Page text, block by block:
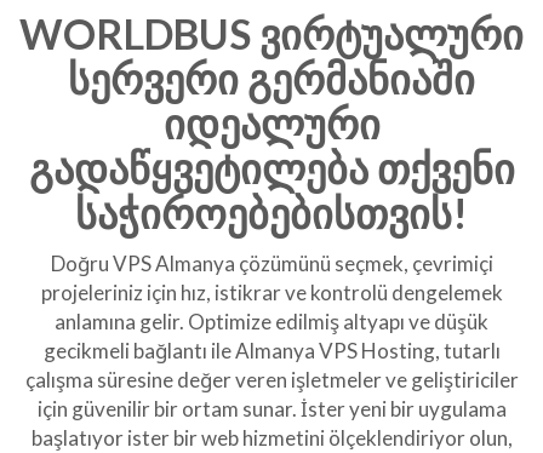
WORLDBUS ვირტუალური
სერვერი გერმანიაში
იდეალური
გადაწყვეტილება თქვენი
საჭიროებებისთვის!
Doğru VPS Almanya çözümünü seçmek, çevrimiçi
projeleriniz için hız, istikrar ve kontrolü dengelemek
anlamına gelir. Optimize edilmiş altyapı ve düşük
gecikmeli bağlantı ile Almanya VPS Hosting, tutarlı
çalışma süresine değer veren işletmeler ve geliştiriciler
için güvenilir bir ortam sunar. İster yeni bir uygulama
başlatıyor ister bir web hizmetini ölçeklendiriyor olun,